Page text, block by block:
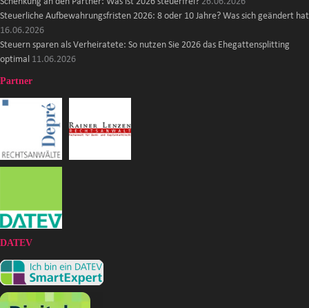
Steuerliche Aufbewahrungsfristen 2026: 8 oder 10 Jahre? Was sich geändert hat
16.06.2026
Steuern sparen als Verheiratete: So nutzen Sie 2026 das Ehegattensplitting
optimal 11.06.2026
Partner
DATEV